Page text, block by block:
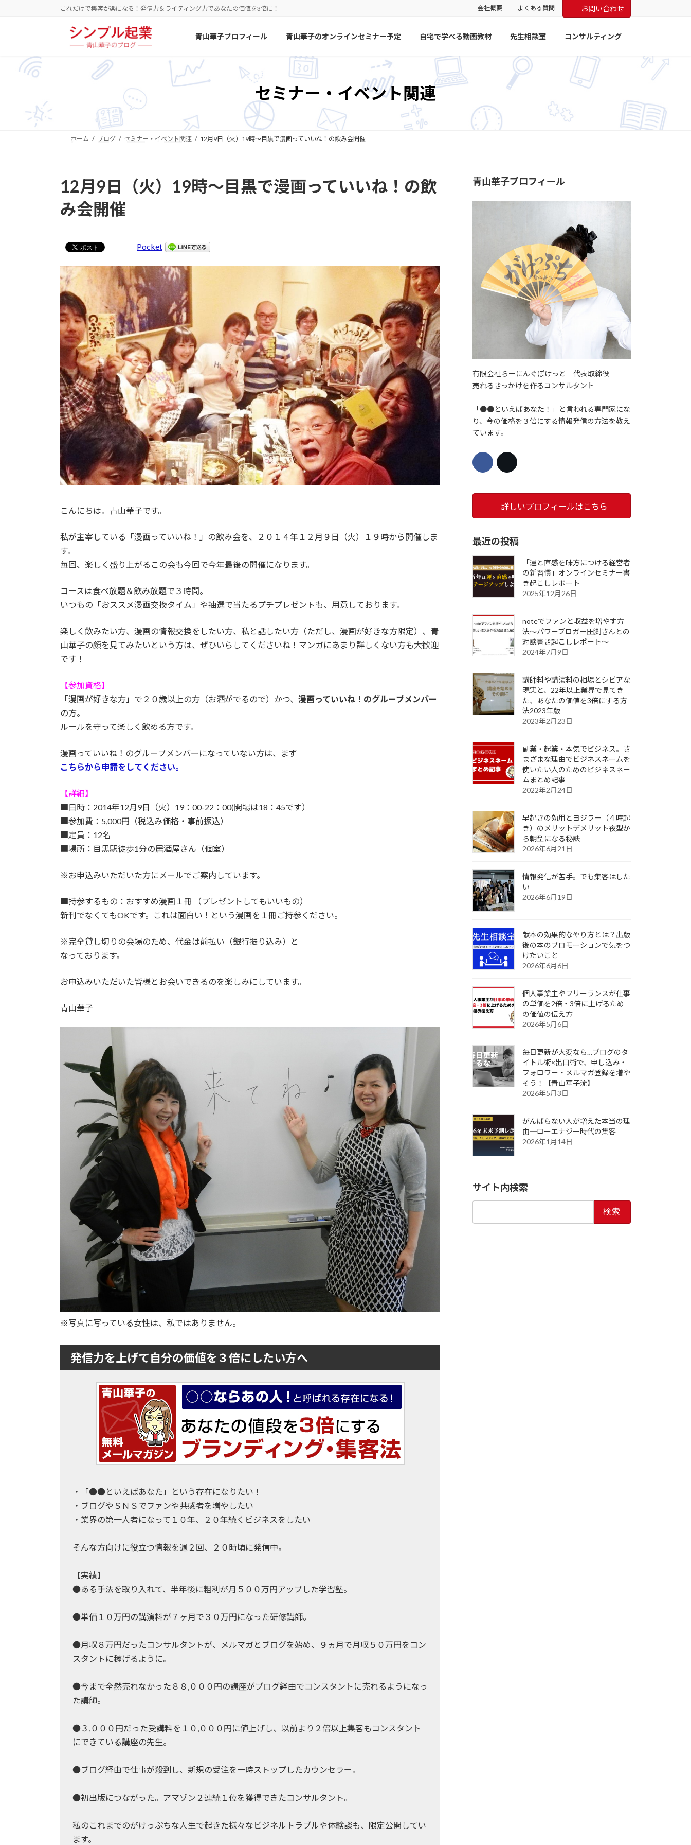
これだけで集客が楽になる！発信力＆ライティング力であなたの価値を3倍に！ 会社概要 よくある質問 お問い合わせ
青山華子プロフィール 青山華子のオンラインセミナー予定 自宅で学べる動画教材 先生相談室 コンサルティング
セミナー・イベント関連
ホーム ブログ セミナー・イベント関連 12月9日（火）19時～目黒で漫画っていいね！の飲み会開催
12月9日（火）19時～目黒で漫画っていいね！の飲
み会開催
Pocket
こんにちは。青山華子です。
私が主宰している「漫画っていいね！」の飲み会を、２０１４年１２月９日（火）１９時から開催しま
す。
毎回、楽しく盛り上がるこの会も今回で今年最後の開催になります。
コースは食べ放題＆飲み放題で３時間。
いつもの「おススメ漫画交換タイム」や抽選で当たるプチプレゼントも、用意しております。
楽しく飲みたい方、漫画の情報交換をしたい方、私と話したい方（ただし、漫画が好きな方限定）、青
山華子の顔を見てみたいという方は、ぜひいらしてくださいね！マンガにあまり詳しくない方も大歓迎
です！
【参加資格】
「漫画が好きな方」で２０歳以上の方（お酒がでるので）かつ、 漫画っていいね！のグループメンバー
の方。
ルールを守って楽しく飲める方です。
漫画っていいね！のグループメンバーになっていない方は、まず
こちらから申請をしてください。
【詳細】
■日時：2014年12月9日（火）19：00-22：00(開場は18：45です）
■参加費：5,000円（税込み価格・事前振込）
■定員：12名
■場所：目黒駅徒歩1分の居酒屋さん（個室）
※お申込みいただいた方にメールでご案内しています。
■持参するもの：おすすめ漫画１冊 （プレゼントしてもいいもの）
新刊でなくてもOKです。これは面白い！という漫画を１冊ご持参ください。
※完全貸し切りの会場のため、代金は前払い（銀行振り込み）と
なっております。
お申込みいただいた皆様とお会いできるのを楽しみにしています。
青山華子
※写真に写っている女性は、私ではありません。
発信力を上げて自分の価値を３倍にしたい方へ
・「●●といえばあなた」という存在になりたい！
・ブログやＳＮＳでファンや共感者を増やしたい
・業界の第一人者になって１０年、２０年続くビジネスをしたい
そんな方向けに役立つ情報を週２回、２０時頃に発信中。
【実績】
●ある手法を取り入れて、半年後に粗利が月５００万円アップした学習塾。
●単価１０万円の講演料が７ヶ月で３０万円になった研修講師。
●月収８万円だったコンサルタントが、メルマガとブログを始め、９ヵ月で月収５０万円をコン
スタントに稼げるように。
●今まで全然売れなかった８８,０００円の講座がブログ経由でコンスタントに売れるようになっ
た講師。
●３,０００円だった受講料を１０,０００円に値上げし、以前より２倍以上集客もコンスタント
にできている講座の先生。
●ブログ経由で仕事が殺到し、新規の受注を一時ストップしたカウンセラー。
●初出版につながった。アマゾン２連続１位を獲得できたコンサルタント。
私のこれまでのがけっぷちな人生で起きた様々なビジネルトラブルや体験談も、限定公開してい
ます。
青山華子プロフィール
有限会社らーにんぐぽけっと 代表取締役
売れるきっかけを作るコンサルタント
「●●といえばあなた！」と言われる専門家にな
り、今の価格を３倍にする情報発信の方法を教え
ています。
詳しいプロフィールはこちら
最近の投稿
「運と直感を味方につける経営者
の新習慣」オンラインセミナー書
き起こしレポート
2025年12月26日
noteでファンと収益を増やす方
法～パワーブロガー田渕さんとの
対談書き起こしレポート～
2024年7月9日
講師料や講演料の相場とシビアな
現実と、22年以上業界で見てき
た、あなたの価値を3倍にする方
法2023年版
2023年2月23日
副業・起業・本気でビジネス。さ
まざまな理由でビジネスネームを
使いたい人のためのビジネスネー
ムまとめ記事
2022年2月24日
早起きの効用とヨジラー（４時起
き）のメリットデメリット夜型か
ら朝型になる秘訣
2026年6月21日
情報発信が苦手。でも集客はした
い
2026年6月19日
献本の効果的なやり方とは？出版
後の本のプロモーションで気をつ
けたいこと
2026年6月6日
個人事業主やフリーランスが仕事
の単価を2倍・3倍に上げるため
の価値の伝え方
2026年5月6日
毎日更新が大変なら…ブログのタ
イトル術×出口術で、申し込み・
フォロワー・メルマガ登録を増や
そう！【青山華子流】
2026年5月3日
がんばらない人が増えた本当の理
由─ローエナジー時代の集客
2026年1月14日
サイト内検索